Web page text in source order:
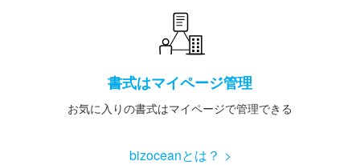
書式はマイページ管理
お気に入りの書式はマイページで管理できる
bizoceanとは？ >